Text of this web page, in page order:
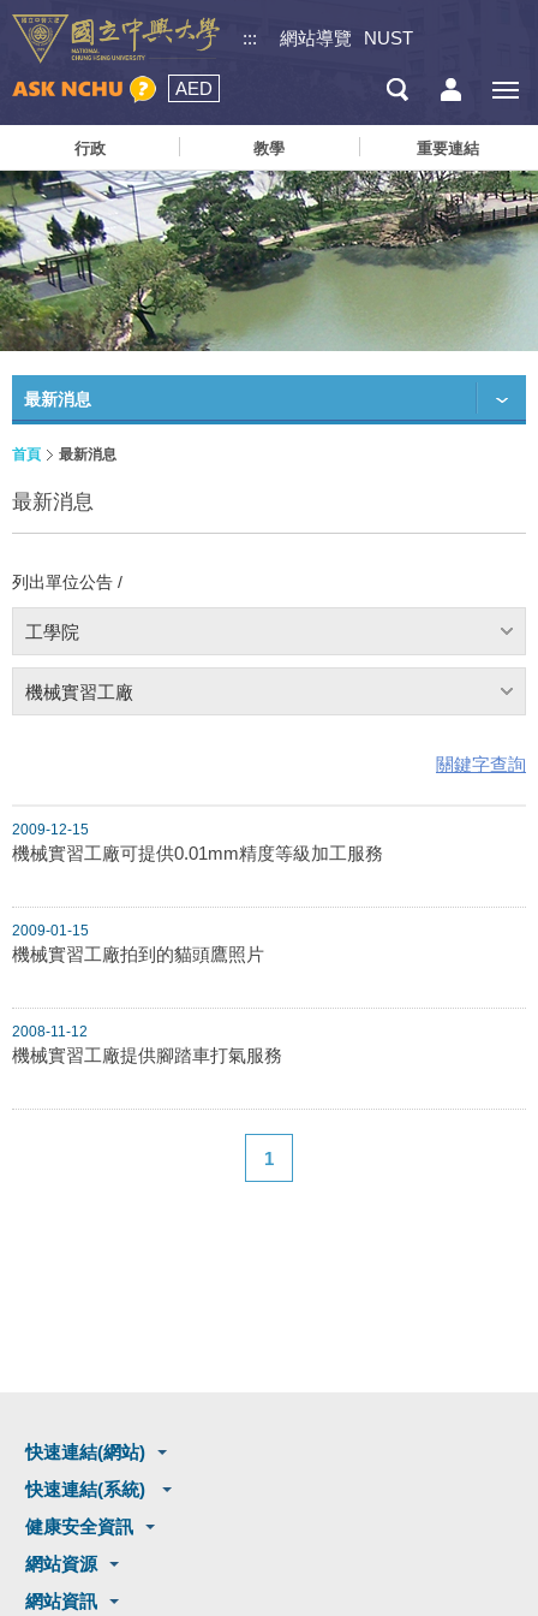
::: 網站導覽 NUST
AED
行政 教學 重要連結
最新消息
首頁 最新消息
最新消息
列出單位公告 /
工學院
機械實習工廠
關鍵字查詢
2009-12-15
機械實習工廠可提供0.01mm精度等級加工服務
2009-01-15
機械實習工廠拍到的貓頭鷹照片
2008-11-12
機械實習工廠提供腳踏車打氣服務
1
快速連結(網站)
快速連結(系統)
健康安全資訊
網站資源
網站資訊